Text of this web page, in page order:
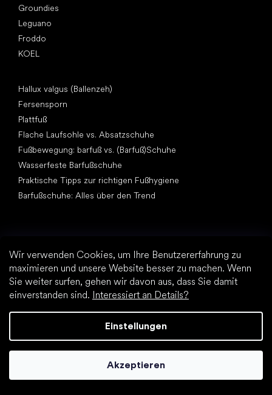
Wir verwenden Cookies, um Ihre Benutzererfahrung zu
maximieren und unsere Website besser zu machen. Wenn
Sie weiter surfen, gehen wir davon aus, dass Sie damit
einverstanden sind. Interessiert an Details?
Einstellungen
Akzeptieren
Groundies
Leguano
Froddo
KOEL
Hallux valgus (Ballenzeh)
Fersensporn
Plattfuß
Flache Laufsohle vs. Absatzschuhe
Fußbewegung: barfuß vs. (Barfuß)Schuhe
Wasserfeste Barfußschuhe
Praktische Tipps zur richtigen Fußhygiene
Barfußschuhe: Alles über den Trend
Andere Kategorien
Wanderschuhe, Trekkingschuhe
Sportschuhe
Be Lenka